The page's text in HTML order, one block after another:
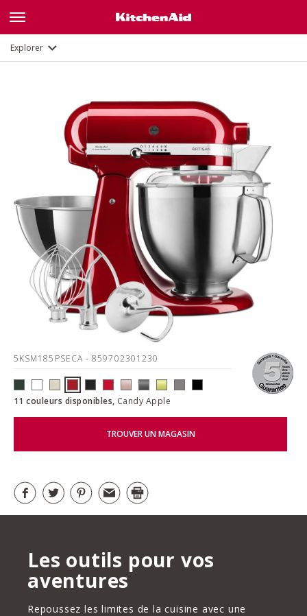
ExplorerDescription
5KSM185PSECA- 859702301230
11 couleurs disponibles, Candy Apple
TROUVER UN MAGASIN
Les outils pour vos
aventures
Repoussez les limites de la cuisine avec une